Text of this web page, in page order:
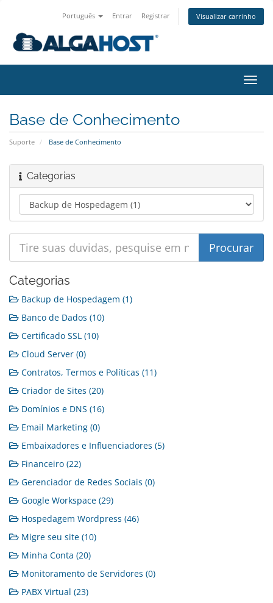
Português Entrar Registrar Visualizar carrinho
Base de Conhecimento
Suporte Base de Conhecimento
Categorias
Categorias
Backup de Hospedagem (1)
Banco de Dados (10)
Certificado SSL (10)
Cloud Server (0)
Contratos, Termos e Políticas (11)
Criador de Sites (20)
Domínios e DNS (16)
Email Marketing (0)
Embaixadores e Influenciadores (5)
Financeiro (22)
Gerenciador de Redes Sociais (0)
Google Workspace (29)
Hospedagem Wordpress (46)
Migre seu site (10)
Minha Conta (20)
Monitoramento de Servidores (0)
PABX Virtual (23)